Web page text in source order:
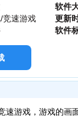
竞速游戏
软件
更新
软件
游戏，游戏的画